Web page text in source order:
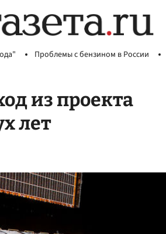
Проблемы с бензином в России
из проекта
лет